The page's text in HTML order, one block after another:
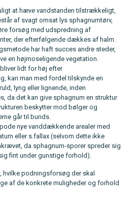
at hæve vandstanden tilstrækkeligt,
af svagt omsat lys sphagnumtørv,
forsøg med udspredning af
der efterfølgende dækkes af halm.
har haft succes andre steder,
en højmoseligende vegetation.
lidt for høj efter
kan man med fordel tilskynde en
lyng eller lignende, inden
da det kan give sphagnum en struktur
beskytter mod bølger og
går til bunds.
nye vanddækkende arealer med
eller s.fallax (selvom dette ikke
da sphagnum-sporer spreder sig
fint under gunstige forhold).
hvilke podningsforsøg der skal
af de konkrete muligheder og forhold